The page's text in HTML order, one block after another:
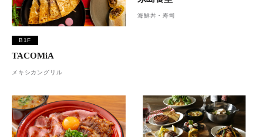
B1F
TACOMiA
メキシカングリル
海鮮丼・寿司